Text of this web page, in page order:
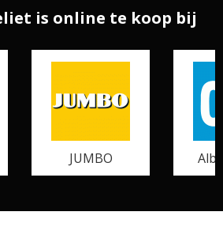
is online te koop bij
JUMBO